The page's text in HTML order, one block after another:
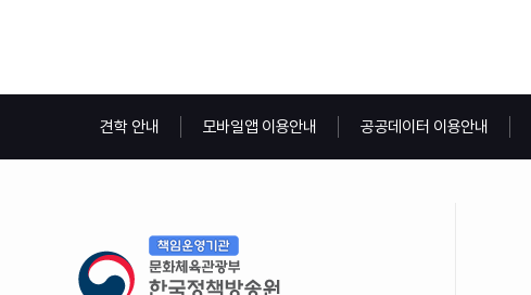
견학 안내 모바일앱 이용안내 공공데이터 이용안내